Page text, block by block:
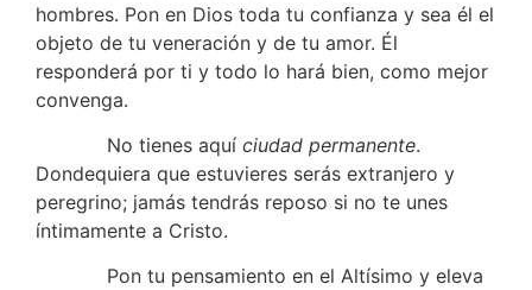
hombres. Pon en Dios toda tu confianza y sea él el
objeto de tu veneración y de tu amor. Él
responderá por ti y todo lo hará bien, como mejor
convenga.
No tienes aquí ciudad permanente.
Dondequiera que estuvieres serás extranjero y
peregrino; jamás tendrás reposo si no te unes
íntimamente a Cristo.
Pon tu pensamiento en el Altísimo y eleva